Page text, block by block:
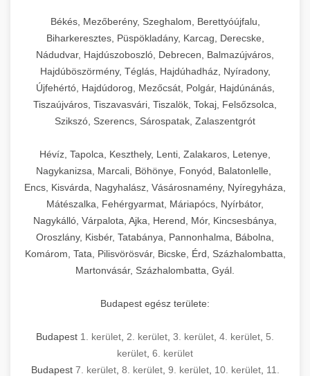
Békés, Mezőberény, Szeghalom, Berettyóújfalu,
Biharkeresztes, Püspökladány, Karcag, Derecske,
Nádudvar, Hajdúszoboszló, Debrecen, Balmazújváros,
Hajdúböszörmény, Téglás, Hajdúhadház, Nyíradony,
Újfehértó, Hajdúdorog, Mezőcsát, Polgár, Hajdúnánás,
Tiszaújváros, Tiszavasvári, Tiszalök, Tokaj, Felsőzsolca,
Szikszó, Szerencs, Sárospatak, Zalaszentgrót
Hévíz, Tapolca, Keszthely, Lenti, Zalakaros, Letenye,
Nagykanizsa, Marcali, Böhönye, Fonyód, Balatonlelle,
Encs, Kisvárda, Nagyhalász, Vásárosnamény, Nyíregyháza,
Mátészalka, Fehérgyarmat, Máriapócs, Nyírbátor,
Nagykálló, Várpalota, Ajka, Herend, Mór, Kincsesbánya,
Oroszlány, Kisbér, Tatabánya, Pannonhalma, Bábolna,
Komárom, Tata, Pilisvörösvár, Bicske, Érd, Százhalombatta,
Martonvásár, Százhalombatta, Gyál.
Budapest egész területe:
Budapest 1. kerület 2. kerület 3. kerület 4. kerület 5.
kerület 6. kerület
Budapest 7. kerület, 8. kerület, 9. kerület, 10. kerület, 11.